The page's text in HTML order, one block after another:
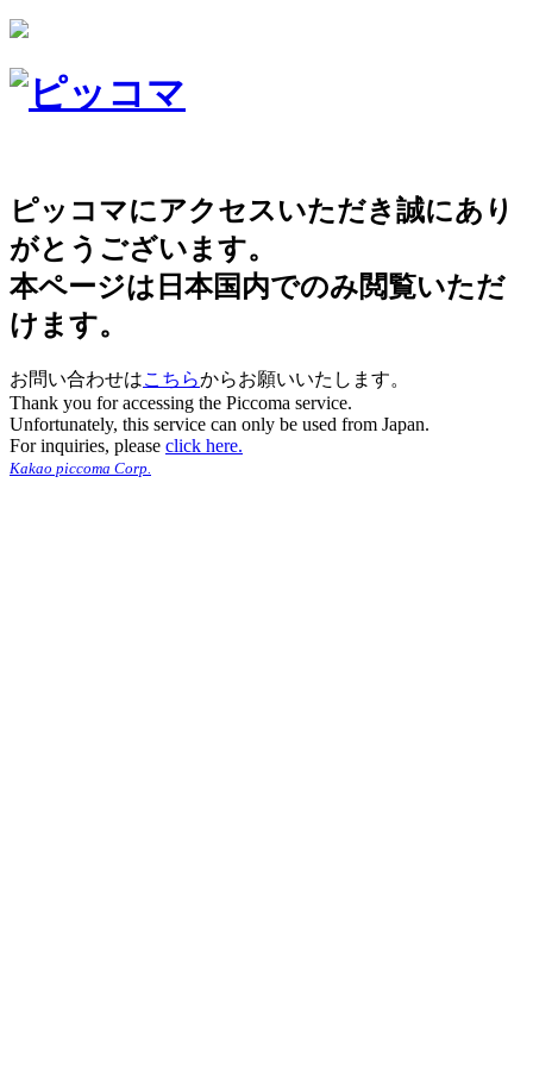
ピッコマにアクセスいただき誠にあり
がとうございます。
本ページは日本国内でのみ閲覧いただ
けます。
お問い合わせはこちらからお願いいたします。
Thank you for accessing the Piccoma service.
Unfortunately, this service can only be used from Japan.
For inquiries, please click here.
Kakao piccoma Corp.